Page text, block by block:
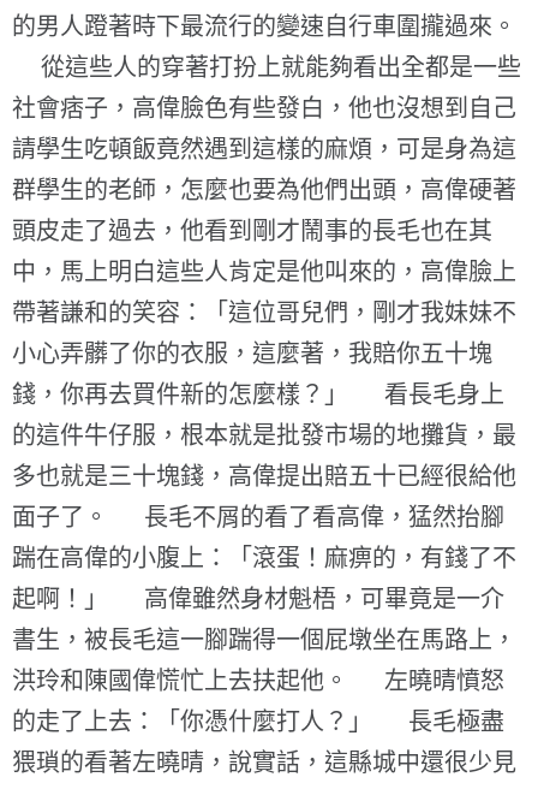
的男人蹬著時下最流行的變速自行車圍攏過來。
從這些人的穿著打扮上就能夠看出全都是一些
社會痞子，高偉臉色有些發白，他也沒想到自己
請學生吃頓飯竟然遇到這樣的麻煩，可是身為這
群學生的老師，怎麼也要為他們出頭，高偉硬著
頭皮走了過去，他看到剛才鬧事的長毛也在其
中，馬上明白這些人肯定是他叫來的，高偉臉上
帶著謙和的笑容：「這位哥兒們，剛才我妹妹不
小心弄髒了你的衣服，這麼著，我賠你五十塊
錢，你再去買件新的怎麼樣？」 看長毛身上
的這件牛仔服，根本就是批發市場的地攤貨，最
多也就是三十塊錢，高偉提出賠五十已經很給他
面子了。 長毛不屑的看了看高偉，猛然抬腳
踹在高偉的小腹上：「滾蛋！麻痹的，有錢了不
起啊！」 高偉雖然身材魁梧，可畢竟是一介
書生，被長毛這一腳踹得一個屁墩坐在馬路上，
洪玲和陳國偉慌忙上去扶起他。 左曉晴憤怒
的走了上去：「你憑什麼打人？」 長毛極盡
猥瑣的看著左曉晴，說實話，這縣城中還很少見